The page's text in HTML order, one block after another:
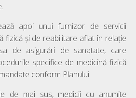
apoi unui furnizor de servicii
fizică şi de reabilitare aflat în relație
de asigurări de sanatate, care
specifice de medicină fizică
conform Planului.
de mai sus, medicii cu anumite